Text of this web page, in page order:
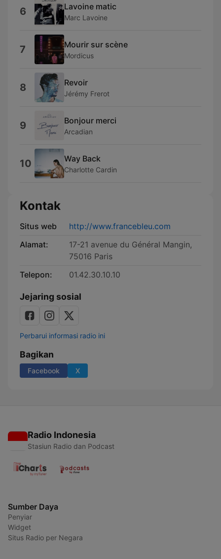
6 Lavoine matic
Marc Lavoine
7 Mourir sur scène
Mordicus
8 Revoir
Jérémy Frerot
9 Bonjour merci
Arcadian
10 Way Back
Charlotte Cardin
Kontak
Situs web
http://www.francebleu.com
Alamat:
17-21 avenue du Général Mangin,
75016 Paris
Telepon:
01.42.30.10.10
Jejaring sosial
Perbarui informasi radio ini
Bagikan
Facebook X
Radio Indonesia
Stasiun Radio dan Podcast
Sumber Daya
Penyiar
Widget
Situs Radio per Negara